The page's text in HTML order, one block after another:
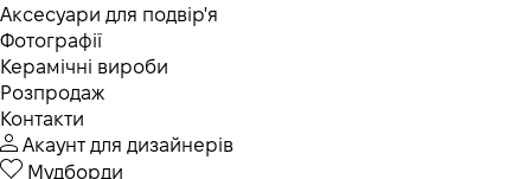
Аксесуари для подвір'я
Фотографії
Керамічні вироби
Розпродаж
Контакти
Акаунт для дизайнерів
Мудборди